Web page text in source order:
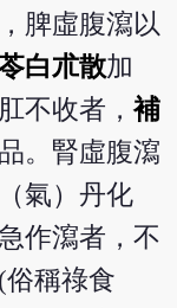
脾虛腹瀉以
白朮散加
不收者，補
。腎虛腹瀉
氣）丹化
作瀉者，不
稱祿食